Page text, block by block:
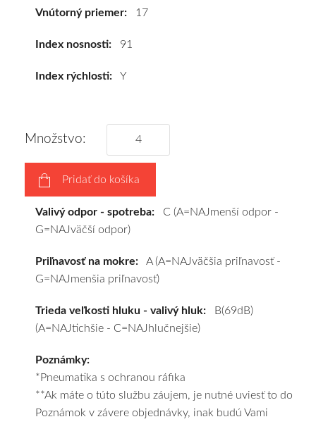
vám
obujeme
výberu
a
pošleme
zadarmo.
Vnútorný priemer: 17
Index nosnosti: 91
Index rýchlosti: Y
Množstvo:
Pridať do košíka
Valivý odpor - spotreba: C (A=NAJmenší odpor -
G=NAJväčší odpor)
Priľnavosť na mokre: A (A=NAJväčšia priľnavosť -
G=NAJmenšia priľnavosť)
Trieda veľkosti hluku - valivý hluk: B(69dB)
(A=NAJtichšie - C=NAJhlučnejšie)
Poznámky:
*Pneumatika s ochranou ráfika
**Ak máte o túto službu záujem, je nutné uviesť to do
Poznámok v závere objednávky, inak budú Vami